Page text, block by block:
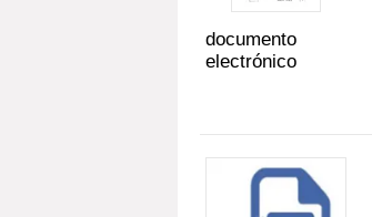
documento
electrónico